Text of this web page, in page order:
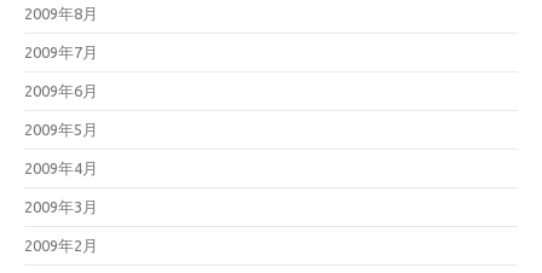
2009年8月
2009年7月
2009年6月
2009年5月
2009年4月
2009年3月
2009年2月